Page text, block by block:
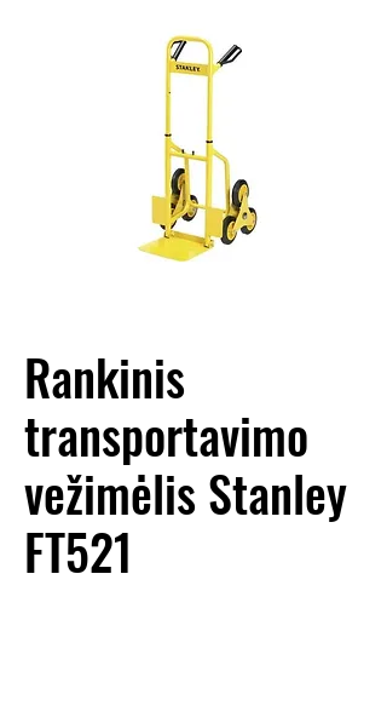
Rankinis
transportavimo
vežimėlis Stanley
FT521